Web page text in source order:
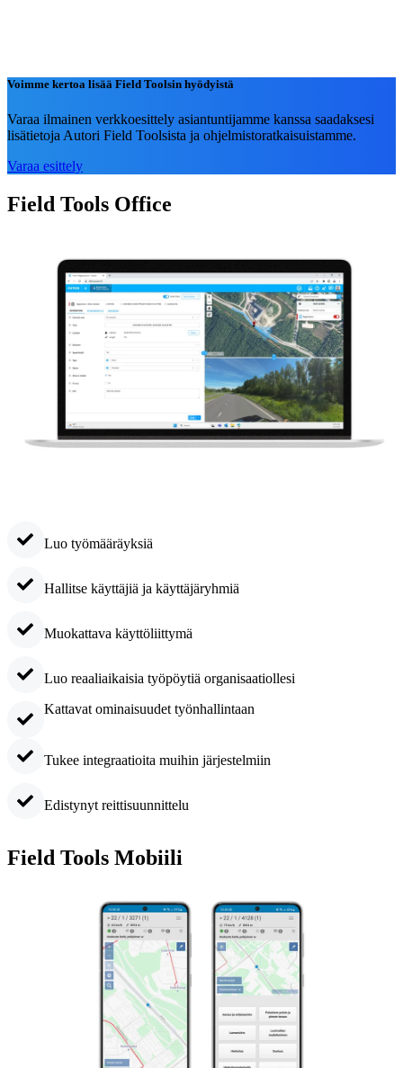
Voimme kertoa lisää Field Toolsin hyödyistä
Varaa ilmainen verkkoesittely asiantuntijamme kanssa saadaksesi
lisätietoja Autori Field Toolsista ja ohjelmistoratkaisuistamme.
Varaa esittely
Field Tools Office
Luo työmääräyksiä
Hallitse käyttäjiä ja käyttäjäryhmiä
Muokattava käyttöliittymä
Luo reaaliaikaisia työpöytiä organisaatiollesi
Kattavat ominaisuudet työnhallintaan
Tukee integraatioita muihin järjestelmiin
Edistynyt reittisuunnittelu
Field Tools Mobiili